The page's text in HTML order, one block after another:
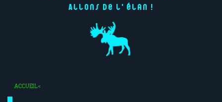
Allons de l'élan !
ACCUEIL<